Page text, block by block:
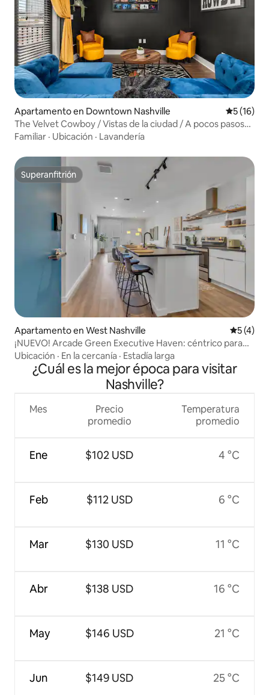
Apartamento en Downtown Nashville
5 (16)
The Velvet Cowboy / Vistas de la ciudad / A pocos pasos
de Broadway / Piscina
Familiar · Ubicación · Lavandería
Superanfitrión
Superanfitrión
Apartamento en West Nashville
5 (4)
¡NUEVO! Arcade Green Executive Haven: céntrico para
todo
Ubicación · En la cercanía · Estadía larga
¿Cuál es la mejor época para visitar
Nashville?
Mes
Ene
Feb
Mar
Abr
May
Jun
Precio
promedio
$102 USD
$112 USD
$130 USD
$138 USD
$146 USD
$149 USD
Temperatura
promedio
4 °C
6 °C
11 °C
16 °C
21 °C
25 °C